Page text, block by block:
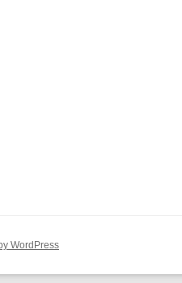
WordPress